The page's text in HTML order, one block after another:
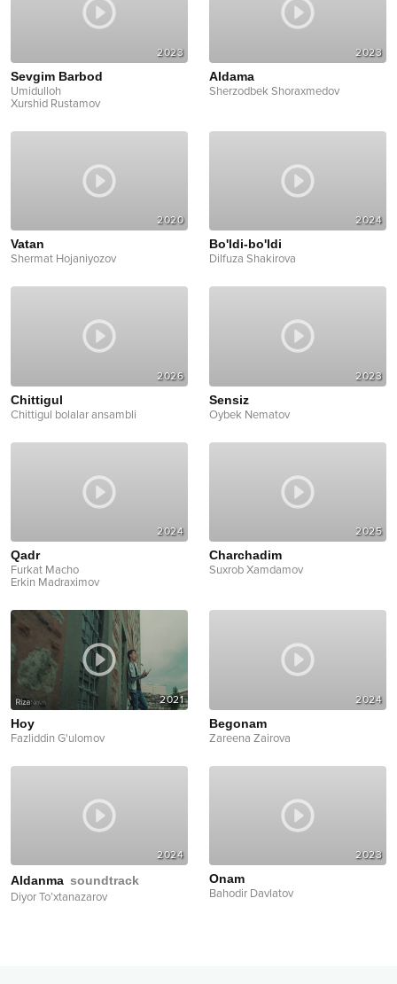
2023
Sevgim Barbod
Umidulloh
Xurshid Rustamov
2023
Aldama
Sherzodbek Shoraxmedov
2020
Vatan
Shermat Hojaniyozov
2024
Bo'ldi-bo'ldi
Dilfuza Shakirova
2026
Chittigul
Chittigul bolalar ansambli
2023
Sensiz
Oybek Nematov
2024
Qadr
Furkat Macho
Erkin Madraximov
2025
Charchadim
Suxrob Xamdamov
2021
Hoy
Fazliddin G'ulomov
2024
Begonam
Zareena Zairova
2024
Aldanma soundtrack
Diyor To’xtanazarov
2023
Onam
Bahodir Davlatov